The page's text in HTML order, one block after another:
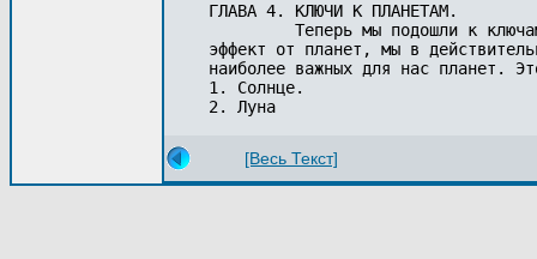
ГЛАВА 4. КЛЮЧИ К ПЛАНЕТАМ.
Теперь мы подошли к
эффект от планет, мы в
наиболее важных для нас планет.
1. Солнце.
[Весь Текст]